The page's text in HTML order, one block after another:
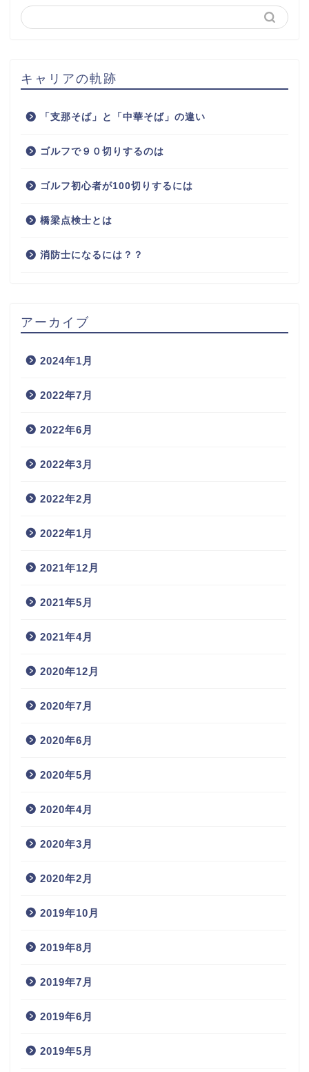
キャリアの軌跡
「支那そば」と「中華そば」の違い
ゴルフで９０切りするのは
ゴルフ初心者が100切りするには
橋梁点検士とは
消防士になるには？？
アーカイブ
2024年1月
2022年7月
2022年6月
2022年3月
2022年2月
2022年1月
2021年12月
2021年5月
2021年4月
2020年12月
2020年7月
2020年6月
2020年5月
2020年4月
2020年3月
2020年2月
2019年10月
2019年8月
2019年7月
2019年6月
2019年5月